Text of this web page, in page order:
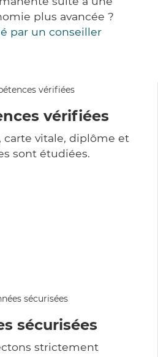
plus avancée ?
par un conseiller
vérifiées
carte vitale, diplôme et
sont étudiées.
sécurisées
strictement